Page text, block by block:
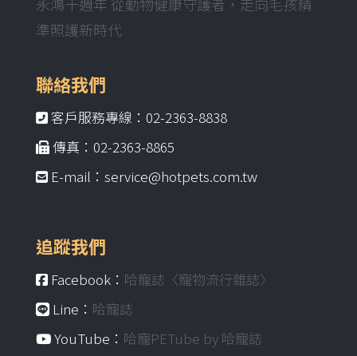
準照護新時代
聯絡我們
客戶服務專線：02-2363-8838
傳真：02-2363-8865
E-mail：service@hotpets.com.tw
追蹤我們
Facebook： 哈寵誌〈寵物流行雜誌〉
Line： 哈寵誌
YouTube： 哈寵PETube by 哈寵誌